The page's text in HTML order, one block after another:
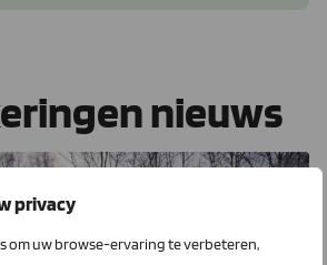
privacy
om uw browse-ervaring te verbeteren,
nieuws